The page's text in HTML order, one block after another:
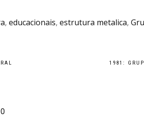
, educacionais, estrutura metalica,
1981: